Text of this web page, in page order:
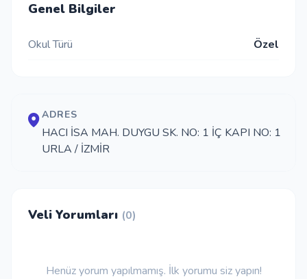
Okul Ekle
Genel Bilgiler
Okul Türü Özel
ADRES
HACI İSA MAH. DUYGU SK. NO: 1 İÇ KAPI NO: 1
URLA / İZMİR
Veli Yorumları (0)
Henüz yorum yapılmamış. İlk yorumu siz yapın!